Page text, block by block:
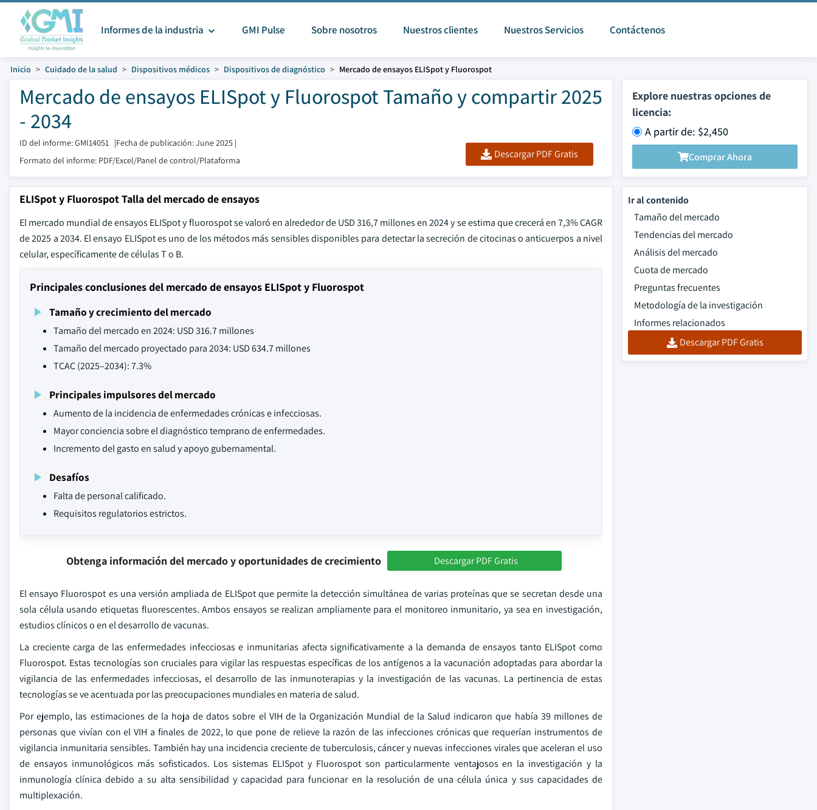
Informes de la industria GMI Pulse Sobre nosotros Nuestros clientes Nuestros Servicios Contáctenos
Inicio Cuidado de la salud Dispositivos médicos Dispositivos de diagnóstico Mercado de ensayos ELISpot y Fluorospot
Mercado de ensayos ELISpot y Fluorospot Tamaño y compartir 2025
- 2034
ID del informe: GMI14051 |Fecha de publicación: June 2025 |
Formato del informe: PDF/Excel/Panel de control/Plataforma
Descargar PDF Gratis
Explore nuestras opciones de
licencia:
A partir de: $2,450
Comprar Ahora
ELISpot y Fluorospot Talla del mercado de ensayos
El mercado mundial de ensayos ELISpot y fluorospot se valoró en alrededor de USD 316,7 millones en 2024 y se estima que crecerá en 7,3% CAGR
de 2025 a 2034. El ensayo ELISpot es uno de los métodos más sensibles disponibles para detectar la secreción de citocinas o anticuerpos a nivel
celular, específicamente de células T o B.
Principales conclusiones del mercado de ensayos ELISpot y Fluorospot
Tamaño y crecimiento del mercado
Tamaño del mercado en 2024: USD 316.7 millones
Tamaño del mercado proyectado para 2034: USD 634.7 millones
TCAC (2025–2034): 7.3%
Principales impulsores del mercado
Aumento de la incidencia de enfermedades crónicas e infecciosas.
Mayor conciencia sobre el diagnóstico temprano de enfermedades.
Incremento del gasto en salud y apoyo gubernamental.
Desafíos
Falta de personal calificado.
Requisitos regulatorios estrictos.
Obtenga información del mercado y oportunidades de crecimiento Descargar PDF Gratis
El ensayo Fluorospot es una versión ampliada de ELISpot que permite la detección simultánea de varias proteínas que se secretan desde una
sola célula usando etiquetas fluorescentes. Ambos ensayos se realizan ampliamente para el monitoreo inmunitario, ya sea en investigación,
estudios clínicos o en el desarrollo de vacunas.
La creciente carga de las enfermedades infecciosas e inmunitarias afecta significativamente a la demanda de ensayos tanto ELISpot como
Fluorospot. Estas tecnologías son cruciales para vigilar las respuestas específicas de los antígenos a la vacunación adoptadas para abordar la
vigilancia de las enfermedades infecciosas, el desarrollo de las inmunoterapias y la investigación de las vacunas. La pertinencia de estas
tecnologías se ve acentuada por las preocupaciones mundiales en materia de salud.
Por ejemplo, las estimaciones de la hoja de datos sobre el VIH de la Organización Mundial de la Salud indicaron que había 39 millones de
personas que vivían con el VIH a finales de 2022, lo que pone de relieve la razón de las infecciones crónicas que requerían instrumentos de
vigilancia inmunitaria sensibles. También hay una incidencia creciente de tuberculosis, cáncer y nuevas infecciones virales que aceleran el uso
de ensayos inmunológicos más sofisticados. Los sistemas ELISpot y Fluorospot son particularmente ventajosos en la investigación y la
inmunología clínica debido a su alta sensibilidad y capacidad para funcionar en la resolución de una célula única y sus capacidades de
multiplexación.
Ir al contenido
Tamaño del mercado
Tendencias del mercado
Análisis del mercado
Cuota de mercado
Preguntas frecuentes
Metodología de la investigación
Informes relacionados
Descargar PDF Gratis